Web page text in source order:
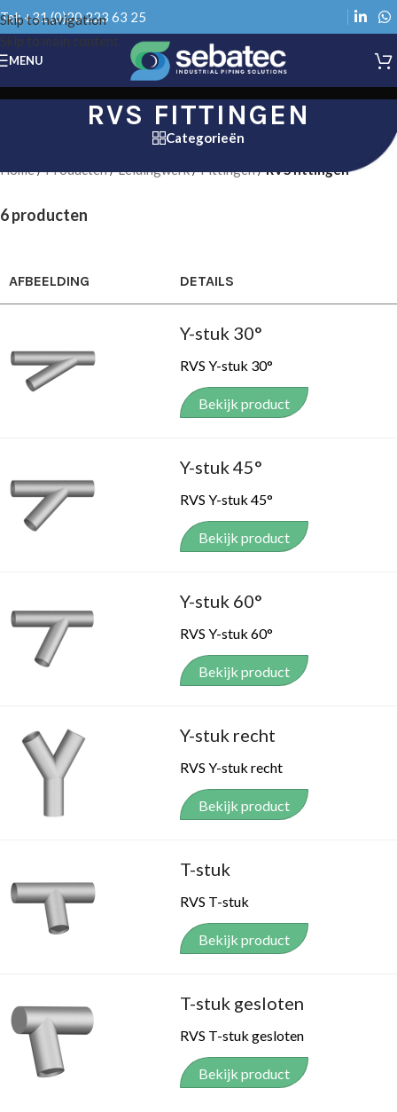
Skip to navigation
Skip to main content
Tel: +31 (0)20 223 63 25
MENU
RVS FITTINGEN
Categorieën
Home/Producten/Leidingwerk/Fittingen/RVS fittingen
6 producten
AFBEELDING DETAILS
Y-stuk 30°
RVS Y-stuk 30°
Bekijk product
Y-stuk 45°
RVS Y-stuk 45°
Bekijk product
Y-stuk 60°
RVS Y-stuk 60°
Bekijk product
Y-stuk recht
RVS Y-stuk recht
Bekijk product
T-stuk
RVS T-stuk
Bekijk product
T-stuk gesloten
RVS T-stuk gesloten
Bekijk product